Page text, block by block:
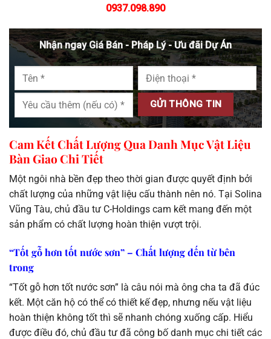
0937.098.890
Nhận ngay Giá Bán - Pháp Lý - Ưu đãi Dự Án
Cam Kết Chất Lượng Qua Danh Mục Vật Liệu
Bàn Giao Chi Tiết
Một ngôi nhà bền đẹp theo thời gian được quyết định bởi
chất lượng của những vật liệu cấu thành nên nó. Tại Solina
Vũng Tàu, chủ đầu tư C-Holdings cam kết mang đến một
sản phẩm có chất lượng hoàn thiện vượt trội.
“Tốt gỗ hơn tốt nước sơn” – Chất lượng đến từ bên
trong
“Tốt gỗ hơn tốt nước sơn” là câu nói mà ông cha ta đã đúc
kết. Một căn hộ có thể có thiết kế đẹp, nhưng nếu vật liệu
hoàn thiện không tốt thì sẽ nhanh chóng xuống cấp. Hiểu
được điều đó, chủ đầu tư đã công bố danh mục chi tiết các